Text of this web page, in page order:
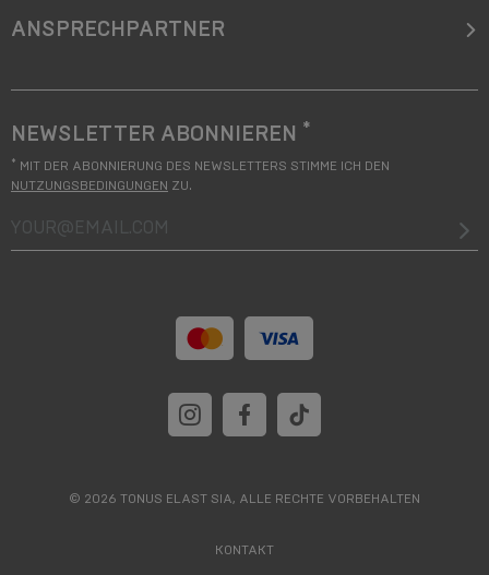
ANSPRECHPARTNER
NEWSLETTER ABONNIEREN *
* MIT DER ABONNIERUNG DES NEWSLETTERS STIMME ICH DEN
NUTZUNGSBEDINGUNGEN ZU.
your@email.com
© 2026 TONUS ELAST SIA, ALLE RECHTE VORBEHALTEN
KONTAKT